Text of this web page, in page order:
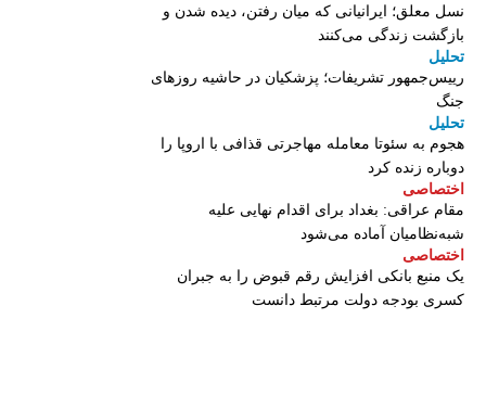
نسل معلق؛ ایرانیانی که میان رفتن، دیده شدن و
بازگشت زندگی می‌کنند
تحلیل
رییس‌جمهور تشریفات؛ پزشکیان در حاشیه روزهای
جنگ
تحلیل
هجوم به سئوتا معامله مهاجرتی قذافی با اروپا را
دوباره زنده کرد
اختصاصی
مقام عراقی: بغداد برای اقدام نهایی علیه
شبه‌نظامیان آماده می‌شود
اختصاصی
یک منبع بانکی افزایش رقم قبوض را به جبران
کسری بودجه دولت مرتبط دانست